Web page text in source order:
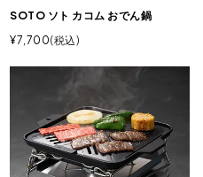
SOTO ソト カコム おでん鍋
¥7,700 税込